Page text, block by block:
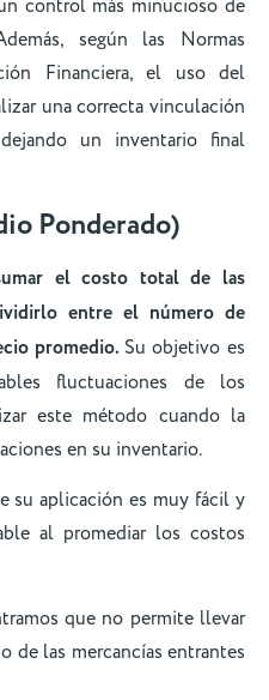
control más minucioso de
según las Normas
Financiera, el uso del
una correcta vinculación
un inventario final
Ponderado)
el costo total de las
entre el número de
promedio. Su objetivo es
fluctuaciones de los
este método cuando la
en su inventario.
su aplicación es muy fácil y
al promediar los costos
que no permite llevar
las mercancías entrantes